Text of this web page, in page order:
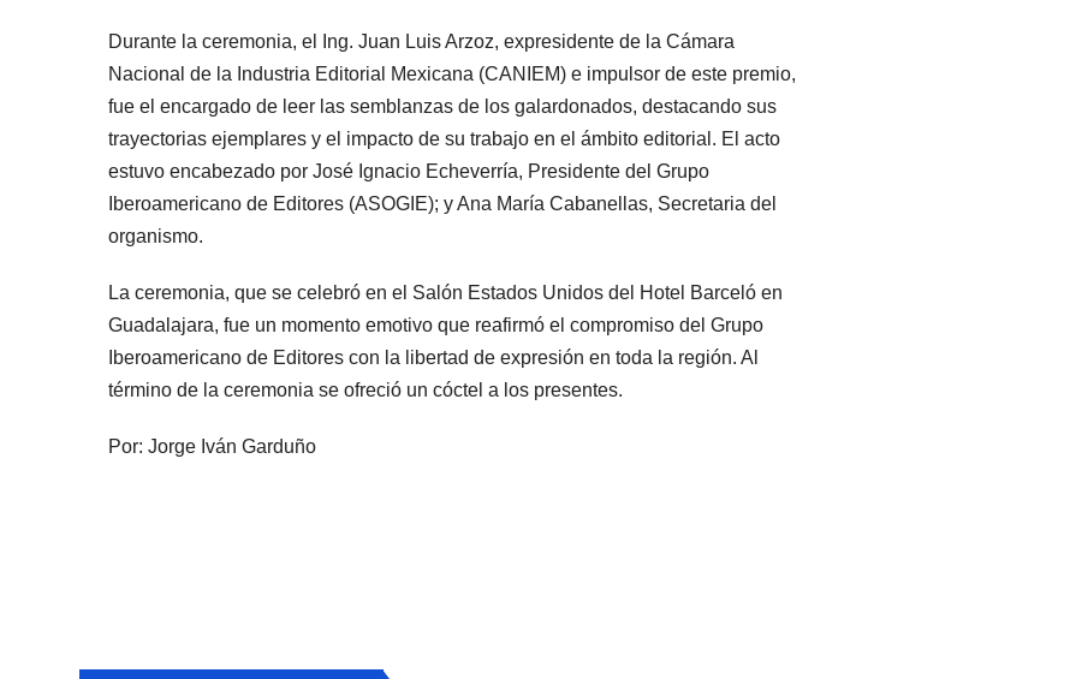
Durante la ceremonia, el Ing. Juan Luis Arzoz, expresidente de la Cámara
Nacional de la Industria Editorial Mexicana (CANIEM) e impulsor de este premio,
fue el encargado de leer las semblanzas de los galardonados, destacando sus
trayectorias ejemplares y el impacto de su trabajo en el ámbito editorial. El acto
estuvo encabezado por José Ignacio Echeverría, Presidente del Grupo
Iberoamericano de Editores (ASOGIE); y Ana María Cabanellas, Secretaria del
organismo.
La ceremonia, que se celebró en el Salón Estados Unidos del Hotel Barceló en
Guadalajara, fue un momento emotivo que reafirmó el compromiso del Grupo
Iberoamericano de Editores con la libertad de expresión en toda la región. Al
término de la ceremonia se ofreció un cóctel a los presentes.
Por: Jorge Iván Garduño